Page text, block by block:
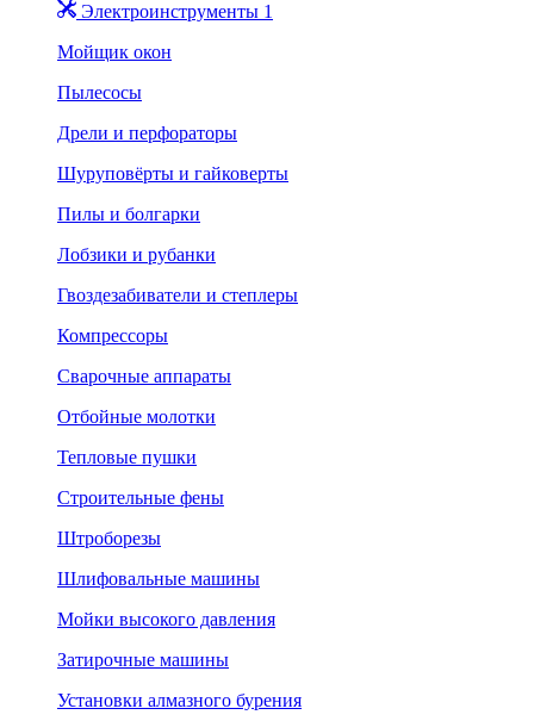
Электроинструменты 1
Мойщик окон
Пылесосы
Дрели и перфораторы
Шуруповёрты и гайковерты
Пилы и болгарки
Лобзики и рубанки
Гвоздезабиватели и степлеры
Компрессоры
Сварочные аппараты
Отбойные молотки
Тепловые пушки
Строительные фены
Штроборезы
Шлифовальные машины
Мойки высокого давления
Затирочные машины
Установки алмазного бурения